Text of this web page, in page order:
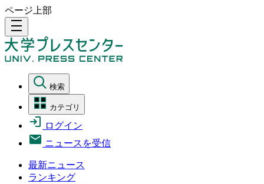
ページ上部
density_medium
検索
カテゴリ
ログイン
ニュースを受信
最新ニュース
ランキング